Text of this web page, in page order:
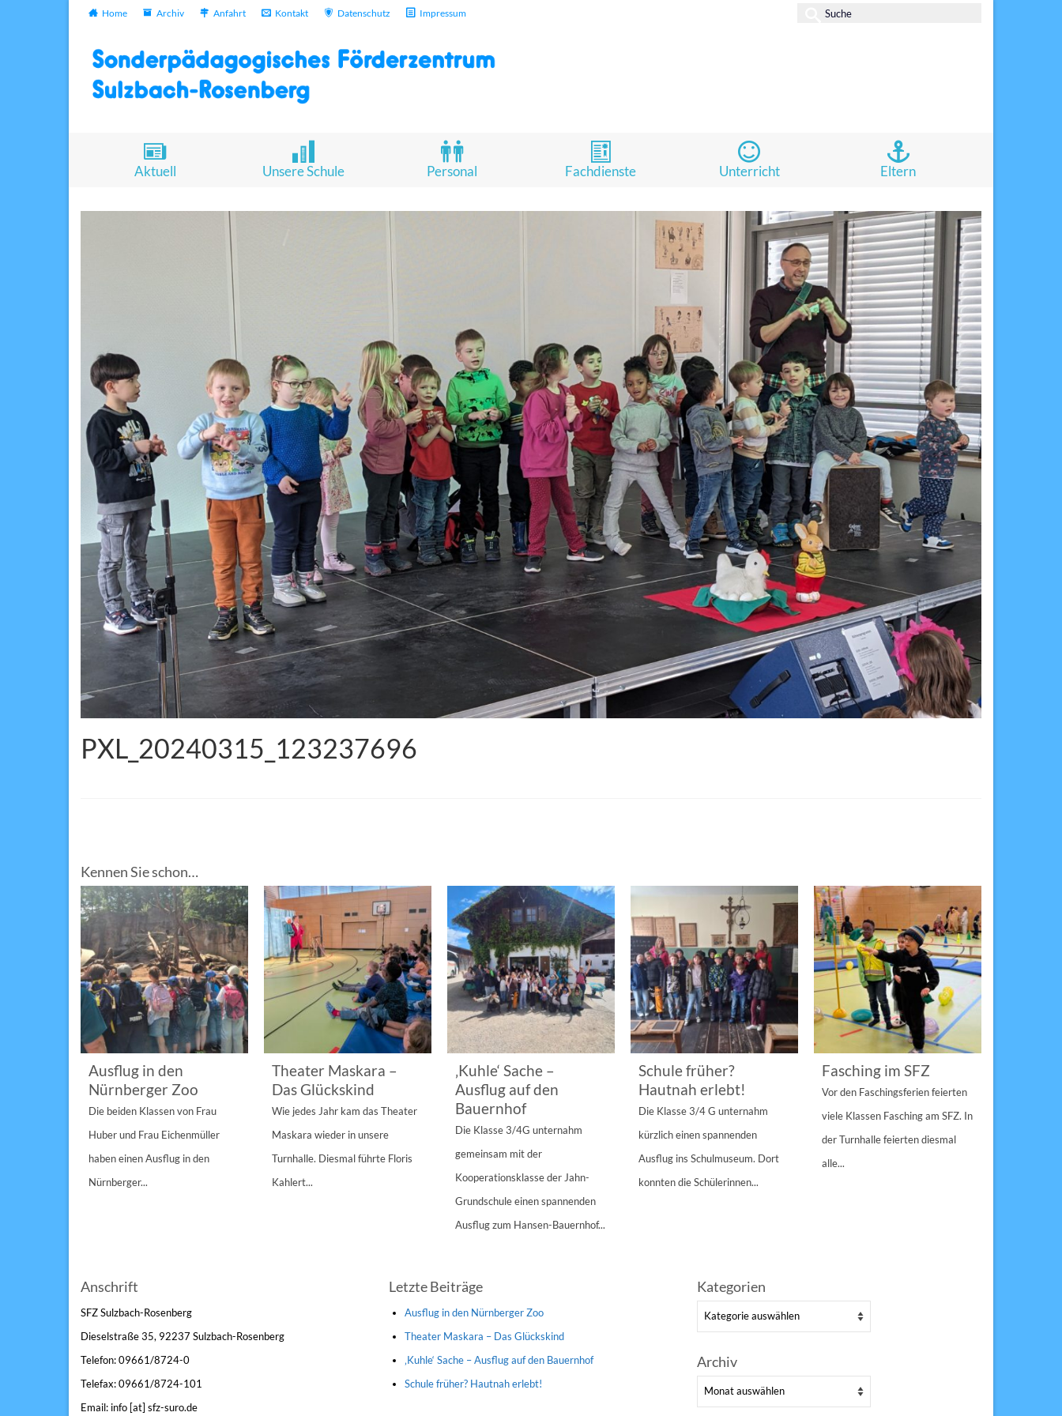
Home Archiv Anfahrt Kontakt Datenschutz Impressum
Suche
Aktuell Unsere Schule Personal Fachdienste Unterricht Eltern
PXL_20240315_123237696
Kennen Sie schon…
Ausflug in den
Nürnberger Zoo
Die beiden Klassen von Frau
Huber und Frau Eichenmüller
haben einen Ausflug in den
Nürnberger...
Theater Maskara –
Das Glückskind
Wie jedes Jahr kam das Theater
Maskara wieder in unsere
Turnhalle. Diesmal führte Floris
Kahlert...
‚Kuhle‘ Sache –
Ausflug auf den
Bauernhof
Die Klasse 3/4G unternahm
gemeinsam mit der
Kooperationsklasse der Jahn-
Grundschule einen spannenden
Ausflug zum Hansen-Bauernhof...
Schule früher?
Hautnah erlebt!
Die Klasse 3/4 G unternahm
kürzlich einen spannenden
Ausflug ins Schulmuseum. Dort
konnten die Schülerinnen...
Fasching im SFZ
Vor den Faschingsferien feierten
viele Klassen Fasching am SFZ. In
der Turnhalle feierten diesmal
alle...
Anschrift
SFZ Sulzbach-Rosenberg
Dieselstraße 35, 92237 Sulzbach-Rosenberg
Telefon: 09661/8724-0
Telefax: 09661/8724-101
Email: info [at] sfz-suro.de
Letzte Beiträge
Ausflug in den Nürnberger Zoo
Theater Maskara – Das Glückskind
‚Kuhle‘ Sache – Ausflug auf den Bauernhof
Schule früher? Hautnah erlebt!
Kategorien
Kategorien
Archiv
Archiv